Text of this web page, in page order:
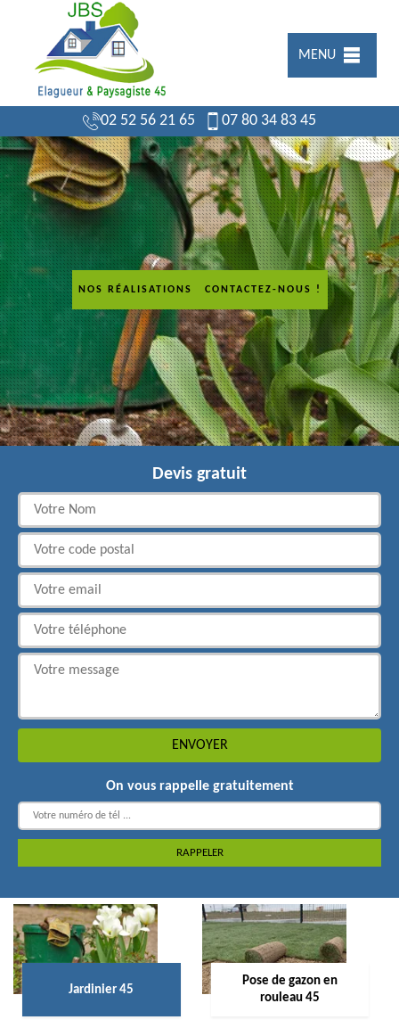
MENU
02 52 56 21 65 07 80 34 83 45
NOS RÉALISATIONS CONTACTEZ-NOUS !
Devis gratuit
On vous rappelle gratuitement
Jardinier 45
Pose de gazon en
rouleau 45